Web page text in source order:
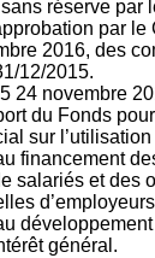
réserve par
par le
2016, des
12/2015.
24 novembre
du Fonds
sur
financement
salariés et des
général.